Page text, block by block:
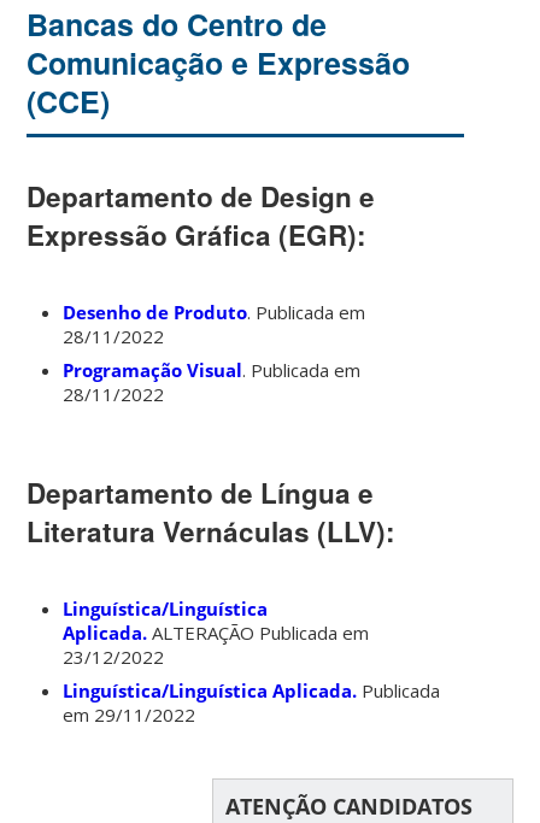
Bancas do Centro de
Comunicação e Expressão
(CCE)
Departamento de Design e
Expressão Gráfica (EGR):
Desenho de Produto. Publicada em
28/11/2022
Programação Visual. Publicada em
28/11/2022
Departamento de Língua e
Literatura Vernáculas (LLV):
Linguística/Linguística
Aplicada. ALTERAÇÃO Publicada em
23/12/2022
Linguística/Linguística Aplicada. Publicada
em 29/11/2022
ATENÇÃO CANDIDATOS